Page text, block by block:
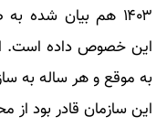
۱۴۰۳ هم بیان شده
این خصوص داده است.
به موقع و هر ساله به
این سازمان قادر بود